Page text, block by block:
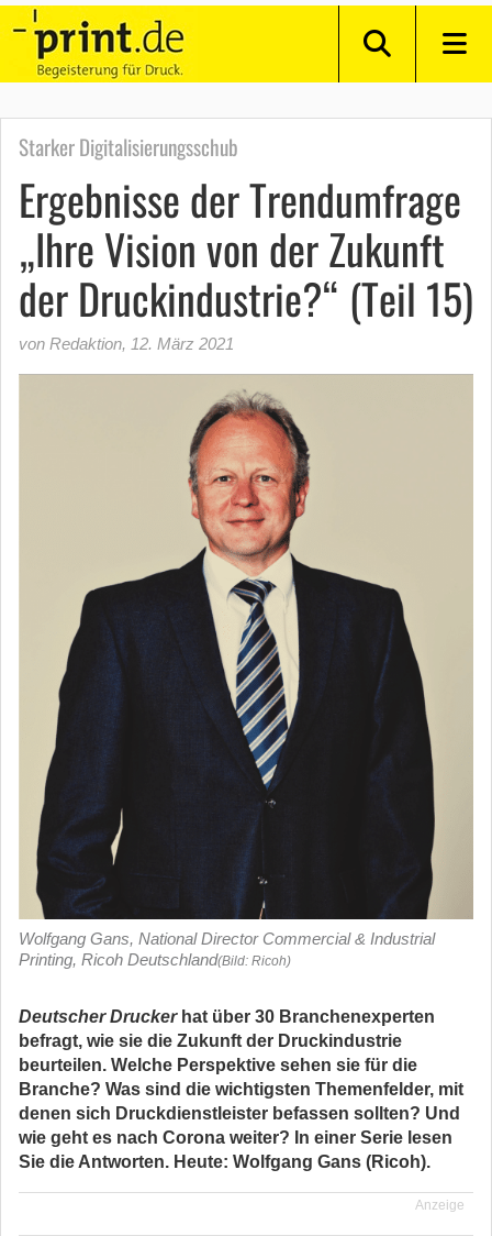
Starker Digitalisierungsschub
Ergebnisse der Trendumfrage
„Ihre Vision von der Zukunft
der Druckindustrie?“ (Teil 15)
von Redaktion, 12. März 2021
Wolfgang Gans, National Director Commercial & Industrial
Printing, Ricoh Deutschland(Bild: Ricoh)
Deutscher Druckerhat über 30 Branchenexperten
befragt, wie sie die Zukunft der Druckindustrie
beurteilen. Welche Perspektive sehen sie für die
Branche? Was sind die wichtigsten Themenfelder, mit
denen sich Druckdienstleister befassen sollten? Und
wie geht es nach Corona weiter? In einer Serie lesen
Sie die Antworten. Heute: Wolfgang Gans (Ricoh).
Anzeige